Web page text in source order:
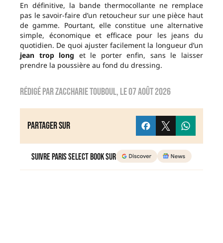
En définitive, la bande thermocollante ne remplace
pas le savoir-faire d’un retoucheur sur une pièce haut
de gamme. Pourtant, elle constitue une alternative
simple, économique et efficace pour les jeans du
quotidien. De quoi ajuster facilement la longueur d’un
jean trop long et le porter enfin, sans le laisser
prendre la poussière au fond du dressing.
Rédigé parzaccharie touboul, le07 août 2026
Partager sur
Suivre Paris Select Book sur